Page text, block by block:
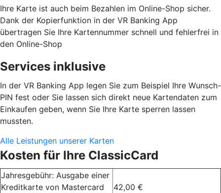
Ihre Karte ist auch beim Bezahlen im Online-Shop sicher.
Dank der Kopierfunktion in der VR Banking App
übertragen Sie Ihre Kartennummer schnell und fehlerfrei in
den Online-Shop
Services inklusive
In der VR Banking App legen Sie zum Beispiel Ihre Wunsch-
PIN fest oder Sie lassen sich direkt neue Kartendaten zum
Einkaufen geben, wenn Sie Ihre Karte sperren lassen
mussten.
Alle Leistungen unserer Karten
Kosten für Ihre ClassicCard
Jahresgebühr: Ausgabe einer
Kreditkarte von Mastercard
42,00 €